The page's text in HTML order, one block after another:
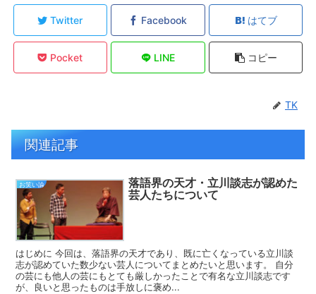
Twitter Facebook はてブ
Pocket LINE コピー
TK
関連記事
お笑い論
落語界の天才・立川談志が認めた
芸人たちについて
はじめに 今回は、落語界の天才であり、既に亡くなっている立川談
志が認めていた数少ない芸人についてまとめたいと思います。 自分
の芸にも他人の芸にもとても厳しかったことで有名な立川談志です
が、良いと思ったものは手放しに褒め...